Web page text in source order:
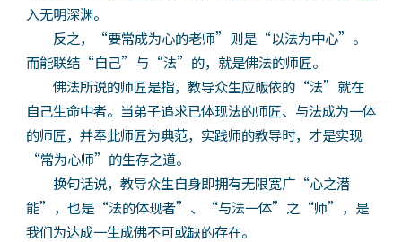
入无明深渊。
反之，“要常成为心的老师”则是“以法为中心”。
而能联结“自己”与“法”的，就是佛法的师匠。
佛法所说的师匠是指，教导众生应皈依的“法”就在
自己生命中者。当弟子追求已体现法的师匠、与法成为一体
的师匠，并奉此师匠为典范，实践师的教导时，才是实现
“常为心师”的生存之道。
换句话说，教导众生自身即拥有无限宽广“心之潜
能”，也是“法的体现者”、“与法一体”之“师”，是
我们为达成一生成佛不可或缺的存在。